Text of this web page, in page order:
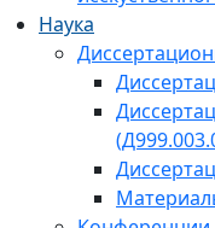
Наука